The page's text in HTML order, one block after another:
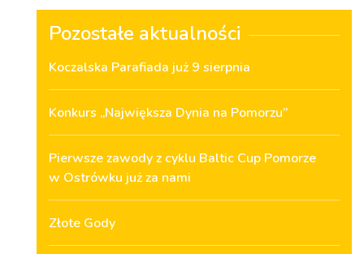
Pozostałe aktualności
Koczalska Parafiada już 9 sierpnia
Konkurs „Największa Dynia na Pomorzu”
Pierwsze zawody z cyklu Baltic Cup Pomorze
w Ostrówku już za nami
Złote Gody